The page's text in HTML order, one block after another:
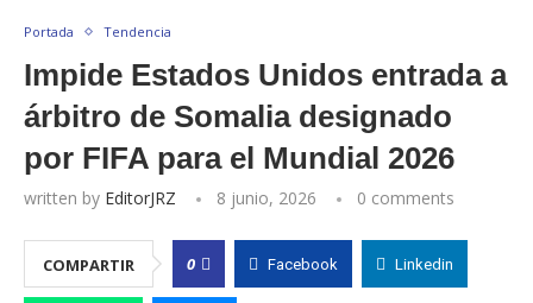
Portada Tendencia
Impide Estados Unidos entrada a
árbitro de Somalia designado
por FIFA para el Mundial 2026
written by EditorJRZ 8 junio, 2026 0 comments
COMPARTIR 0 Facebook Linkedin